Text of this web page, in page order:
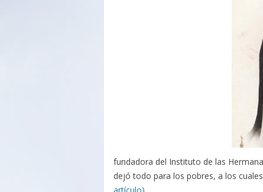
fundadora del Instituto de las
dejó todo para los pobres, a los